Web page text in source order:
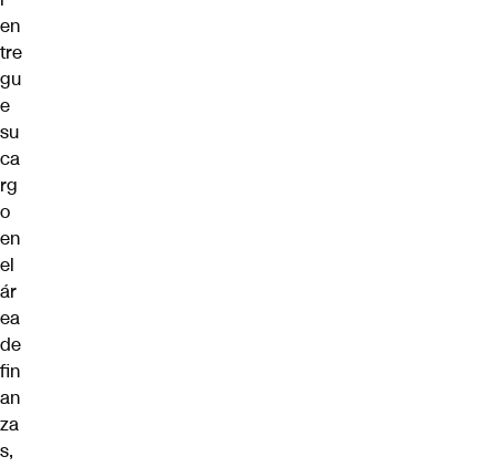
en
tre
gu
e
su
ca
rg
o
en
el
ár
ea
de
fin
an
za
s,